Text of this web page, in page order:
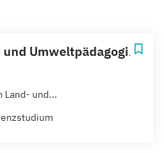
Umweltpädagogik
Land- und...